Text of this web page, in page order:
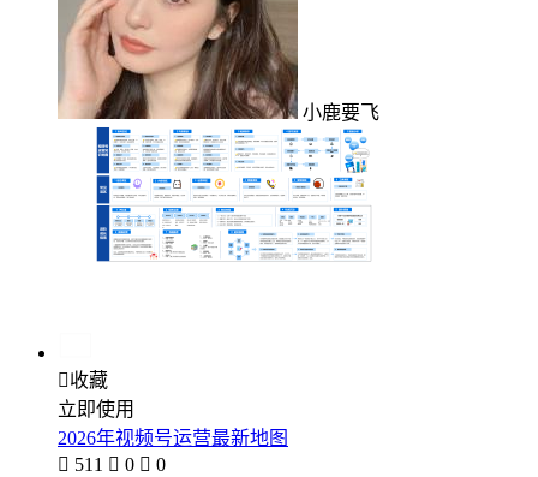
小鹿要飞
收藏
立即使用
2026年视频号运营最新地图
 511  0  0